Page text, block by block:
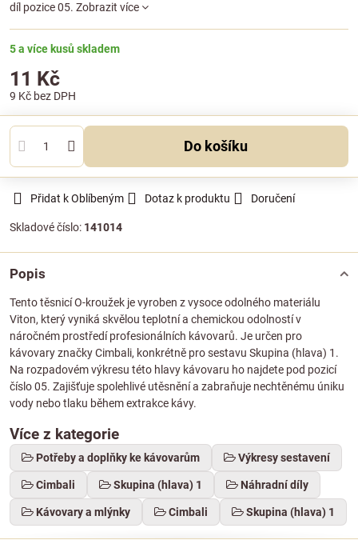
díl pozice 05. Zobrazit více
5 a více kusů skladem
11 Kč
9 Kč bez DPH
Do košíku
Přidat k Oblíbeným Dotaz k produktu Doručení
Skladové číslo: 141014
Popis
Tento těsnicí O-kroužek je vyroben z vysoce odolného materiálu
Viton, který vyniká skvělou teplotní a chemickou odolností v
náročném prostředí profesionálních kávovarů. Je určen pro
kávovary značky Cimbali, konkrétně pro sestavu Skupina (hlava) 1.
Na rozpadovém výkresu této hlavy kávovaru ho najdete pod pozicí
číslo 05. Zajišťuje spolehlivé utěsnění a zabraňuje nechtěnému úniku
vody nebo tlaku během extrakce kávy.
Více z kategorie
Potřeby a doplňky ke kávovarům Výkresy sestavení
Cimbali Skupina (hlava) 1 Náhradní díly
Kávovary a mlýnky Cimbali Skupina (hlava) 1